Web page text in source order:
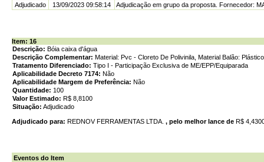
Adjudicado
13/09/2023 09:58:14 Adjudicação em grupo da proposta. Fornecedor:
Item: 16
Descrição: Bóia caixa d'água
Descrição Complementar: Material: Pvc - Cloreto De Polivinila, Material Balão:
Tratamento Diferenciado: Tipo I - Participação Exclusiva de ME/EPP/Equiparada
Aplicabilidade Decreto 7174: Não
Aplicabilidade Margem de Preferência: Não
Quantidade: 100
Valor Estimado: R$ 8,8100
Situação: Adjudicado
Adjudicado para: REDNOV FERRAMENTAS LTDA. , pelo melhor lance de R$
Eventos do Item